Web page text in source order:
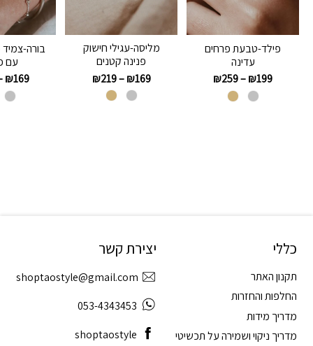
פילד-טבעת פרחים
עדינה
₪199
–
₪259
מליסה-עגילי חישוק
פנינה קטנים
₪169
–
₪219
בורה-צמיד
עם
₪169
כללי
תקנון האתר
החלפות והחזרות
מדריך מידות
מדריך ניקוי ושמירה על תכשיטי
יצירת קשר
shoptaostyle@gmail.com
053-4343453
shoptaostyle